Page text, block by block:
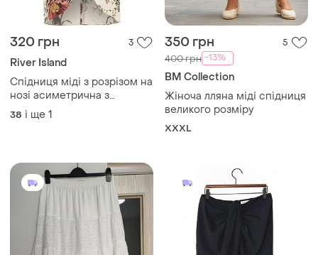
320 грн 3
River Island
Спідниця міді з розрізом на
нозі асиметрична з
імітацією запаху довга
молочка бежева у квітковий
38 і ще 1
350 грн 5
400 грн -13%
BM Collection
Жіноча лляна міді спідниця
великого розміру
XXXL